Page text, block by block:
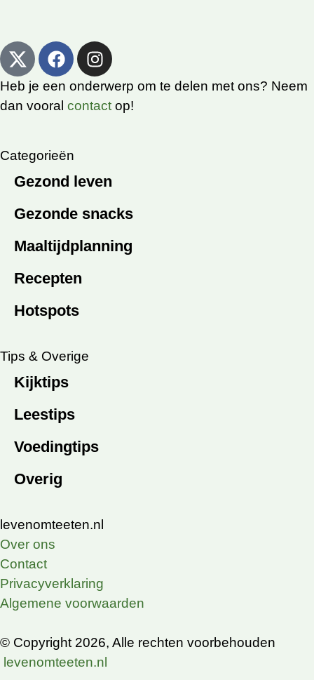
Heb je een onderwerp om te delen met ons? Neem
dan vooral contact op!
Categorieën
Gezond leven
Gezonde snacks
Maaltijdplanning
Recepten
Hotspots
Tips & Overige
Kijktips
Leestips
Voedingtips
Overig
levenomteeten.nl
Over ons
Contact
Privacyverklaring
Algemene voorwaarden
© Copyright 2026, Alle rechten voorbehouden
levenomteeten.nl